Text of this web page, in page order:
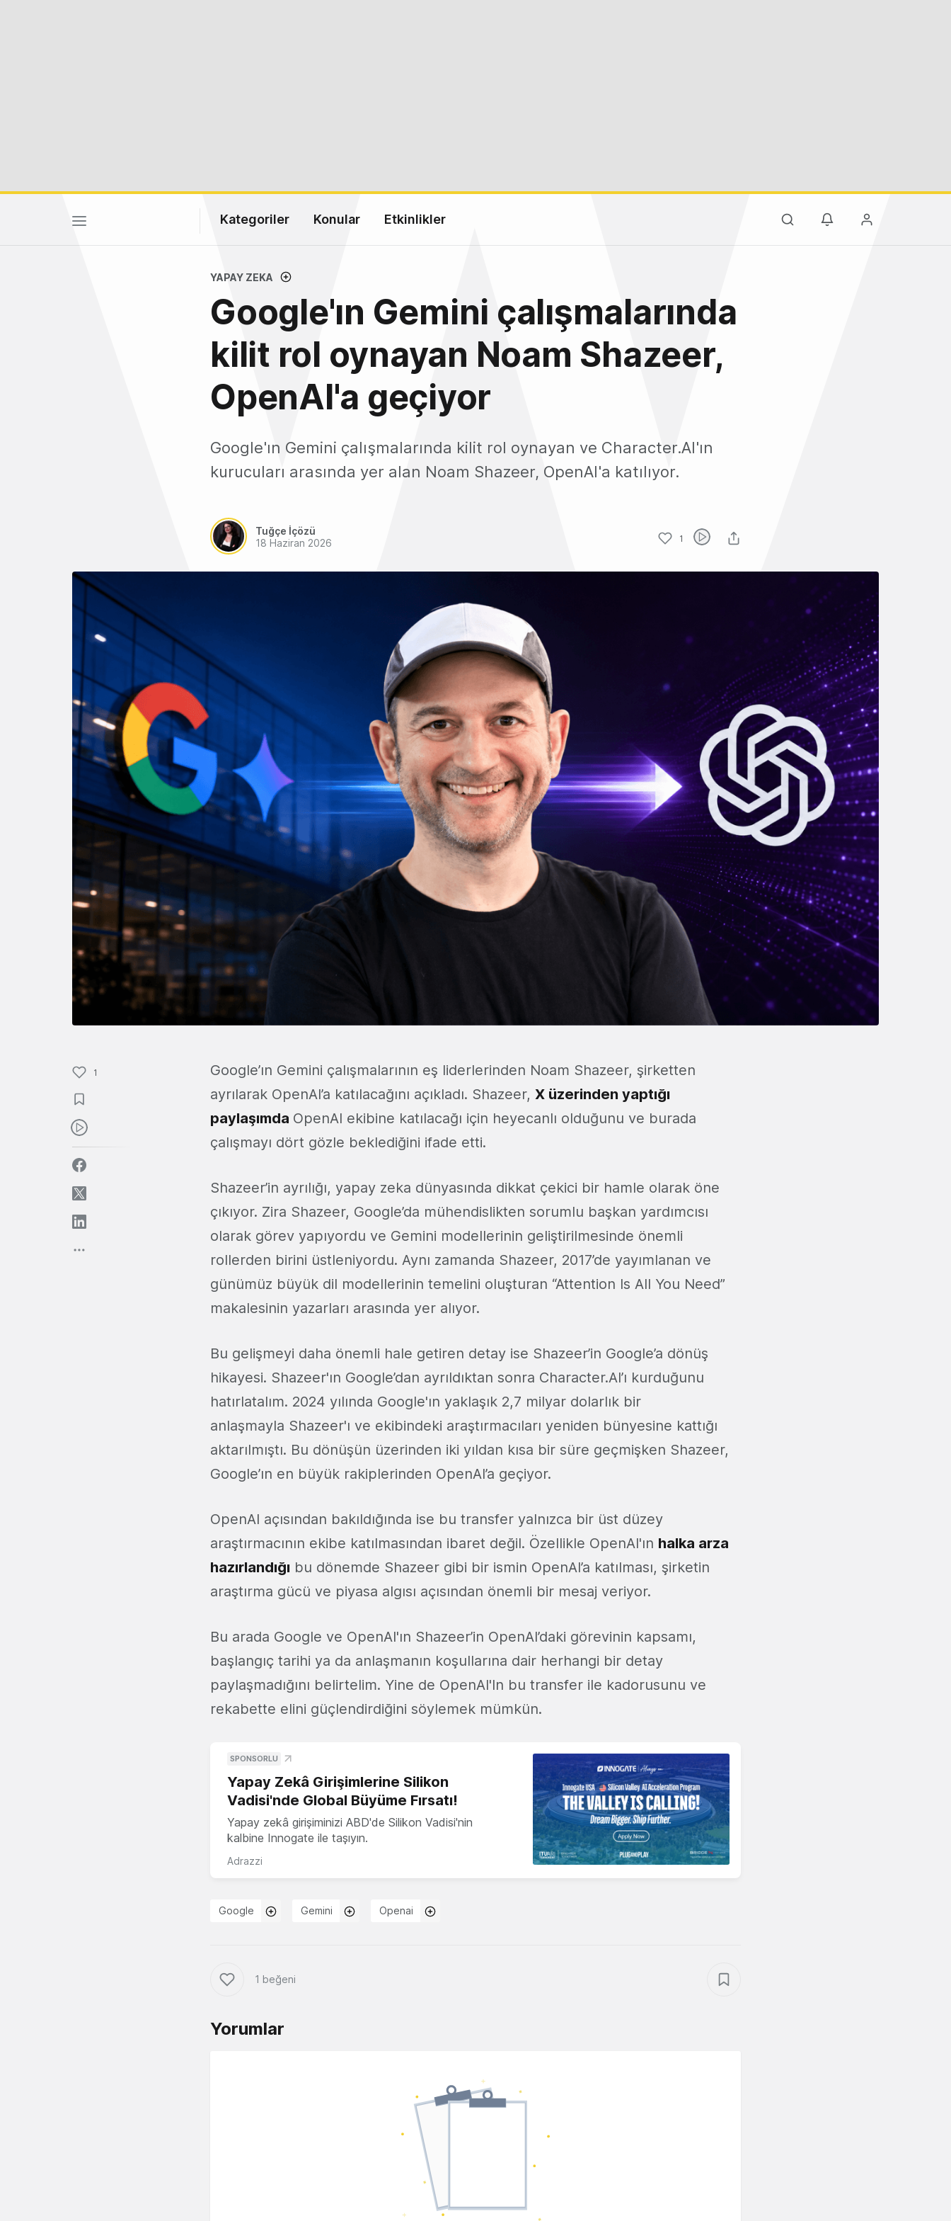
Kategoriler Konular Etkinlikler
YAPAY ZEKA
Google'ın Gemini çalışmalarında
kilit rol oynayan Noam Shazeer,
OpenAI'a geçiyor
Google'ın Gemini çalışmalarında kilit rol oynayan ve Character.AI'ın
kurucuları arasında yer alan Noam Shazeer, OpenAI'a katılıyor.
Tuğçe İçözü
18 Haziran 2026
1
1
Google’ın Gemini çalışmalarının eş liderlerinden Noam Shazeer, şirketten
ayrılarak OpenAI’a katılacağını açıkladı. Shazeer, X üzerinden yaptığı
paylaşımda OpenAI ekibine katılacağı için heyecanlı olduğunu ve burada
çalışmayı dört gözle beklediğini ifade etti.
Shazeer’in ayrılığı, yapay zeka dünyasında dikkat çekici bir hamle olarak öne
çıkıyor. Zira Shazeer, Google’da mühendislikten sorumlu başkan yardımcısı
olarak görev yapıyordu ve Gemini modellerinin geliştirilmesinde önemli
rollerden birini üstleniyordu. Aynı zamanda Shazeer, 2017’de yayımlanan ve
günümüz büyük dil modellerinin temelini oluşturan “Attention Is All You Need”
makalesinin yazarları arasında yer alıyor.
Bu gelişmeyi daha önemli hale getiren detay ise Shazeer’in Google’a dönüş
hikayesi. Shazeer'ın Google’dan ayrıldıktan sonra Character.AI’ı kurduğunu
hatırlatalım. 2024 yılında Google'ın yaklaşık 2,7 milyar dolarlık bir
anlaşmayla Shazeer'ı ve ekibindeki araştırmacıları yeniden bünyesine kattığı
aktarılmıştı. Bu dönüşün üzerinden iki yıldan kısa bir süre geçmişken Shazeer,
Google’ın en büyük rakiplerinden OpenAI’a geçiyor.
OpenAI açısından bakıldığında ise bu transfer yalnızca bir üst düzey
araştırmacının ekibe katılmasından ibaret değil. Özellikle OpenAI'ın halka arza
hazırlandığı bu dönemde Shazeer gibi bir ismin OpenAI’a katılması, şirketin
araştırma gücü ve piyasa algısı açısından önemli bir mesaj veriyor.
Bu arada Google ve OpenAI'ın Shazeer’in OpenAI’daki görevinin kapsamı,
başlangıç tarihi ya da anlaşmanın koşullarına dair herhangi bir detay
paylaşmadığını belirtelim. Yine de OpenAI'In bu transfer ile kadorusunu ve
rekabette elini güçlendirdiğini söylemek mümkün.
SPONSORLU
Yapay Zekâ Girişimlerine Silikon
Vadisi'nde Global Büyüme Fırsatı!
Yapay zekâ girişiminizi ABD'de Silikon Vadisi'nin
kalbine Innogate ile taşıyın.
Adrazzi
Google Gemini Openai
1 beğeni
Yorumlar